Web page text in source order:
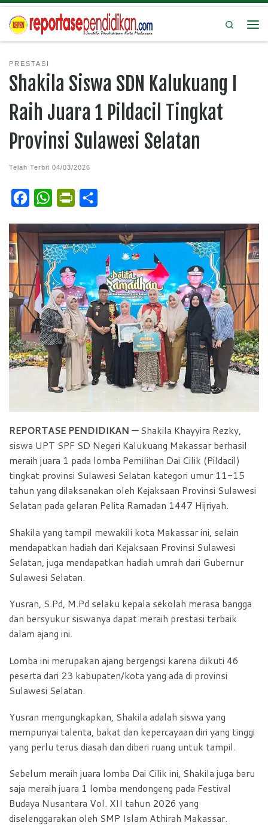
Search
PRESTASI
Shakila Siswa SDN Kalukuang I
Raih Juara 1 Pildacil Tingkat
Provinsi Sulawesi Selatan
Telah Terbit 04/03/2026
c
e
o
o
k
W
a
t
s
A
p
p
i
n
t
F
r
i
e
n
l
y
a
REPORTASE PENDIDIKAN —Shakila Khayyira Rezky,
siswa UPT SPF SD Negeri Kalukuang Makassar berhasil
meraih juara 1 pada lomba Pemilihan Dai Cilik (Pildacil)
tingkat provinsi Sulawesi Selatan kategori umur 11-15
tahun yang dilaksanakan oleh Kejaksaan Provinsi Sulawesi
Selatan pada gelaran Pelita Ramadan 1447 Hijriyah.
Shakila yang tampil mewakili kota Makassar ini, selain
mendapatkan hadiah dari Kejaksaan Provinsi Sulawesi
Selatan, juga mendapatkan hadiah umrah dari Gubernur
Sulawesi Selatan.
Yusran, S.Pd, M.Pd selaku kepala sekolah merasa bangga
dan bersyukur siswanya dapat meraih prestasi terbaik
dalam ajang ini.
Lomba ini merupakan ajang bergengsi karena diikuti 46
peserta dari 23 kabupaten/kota yang ada di provinsi
Sulawesi Selatan.
Yusran mengungkapkan, Shakila adalah siswa yang
mempunyai talenta, bakat dan kepercayaan diri yang tinggi
yang perlu terus diasah dan diberi ruang untuk tampil.
Sebelum meraih juara lomba Dai Cilik ini, Shakila juga baru
saja meraih juara 1 lomba mendongeng pada Festival
Budaya Nusantara Vol. XII tahun 2026 yang
diselenggarakan oleh SMP Islam Athirah Makassar.